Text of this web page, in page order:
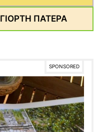
ΓΙΟΡΤΗ ΠΑΤΕΡΑ
SPONSORED